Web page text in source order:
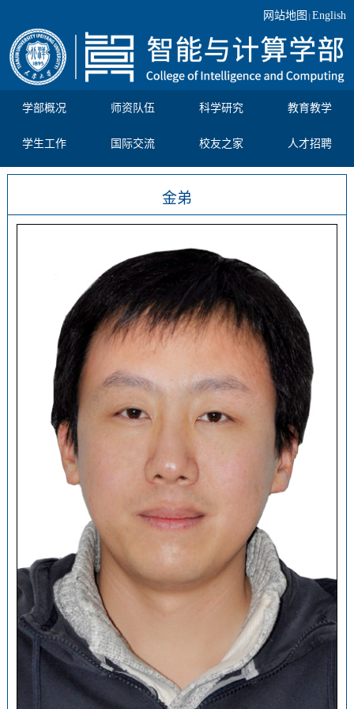
网站地图 English
学部概况 师资队伍 科学研究 教育教学
学生工作 国际交流 校友之家 人才招聘
金弟